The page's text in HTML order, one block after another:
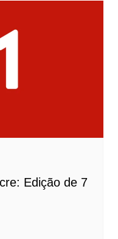
Edição de 7